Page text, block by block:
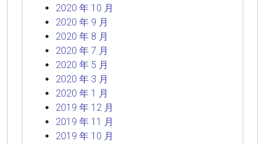
2020 年 10 月
2020 年 9 月
2020 年 8 月
2020 年 7 月
2020 年 5 月
2020 年 3 月
2020 年 1 月
2019 年 12 月
2019 年 11 月
2019 年 10 月